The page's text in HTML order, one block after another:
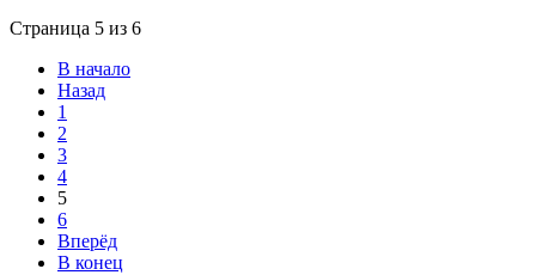
Страница 5 из 6
В начало
Назад
1
2
3
4
5
6
Вперёд
В конец